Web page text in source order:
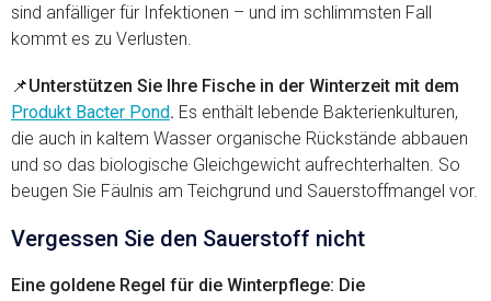
sind anfälliger für Infektionen – und im schlimmsten Fall
kommt es zu Verlusten.
📌Unterstützen Sie Ihre Fische in der Winterzeit mit dem
Produkt Bacter Pond. Es enthält lebende Bakterienkulturen,
die auch in kaltem Wasser organische Rückstände abbauen
und so das biologische Gleichgewicht aufrechterhalten. So
beugen Sie Fäulnis am Teichgrund und Sauerstoffmangel vor.
Vergessen Sie den Sauerstoff nicht
Eine goldene Regel für die Winterpflege: Die